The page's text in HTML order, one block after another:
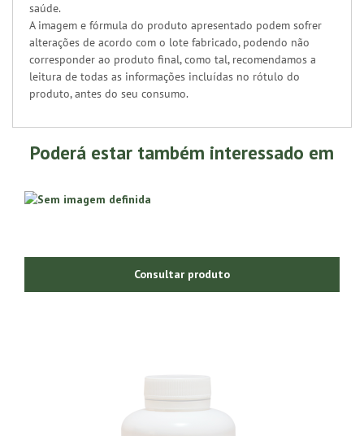
saúde.
A imagem e fórmula do produto apresentado podem sofrer
alterações de acordo com o lote fabricado, podendo não
corresponder ao produto final, como tal, recomendamos a
leitura de todas as informações incluídas no rótulo do
produto, antes do seu consumo.
Poderá estar também interessado em
Consultar produto